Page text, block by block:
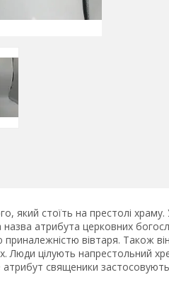
який стоїть на престолі храму.
назва атрибута церковних
вівтаря. Також
Люди цілують напрестольний
священики